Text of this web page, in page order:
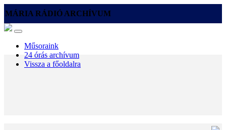
MÁRIA RÁDIÓ ARCHÍVUM
Műsoraink
24 órás archívum
Vissza a főoldalra